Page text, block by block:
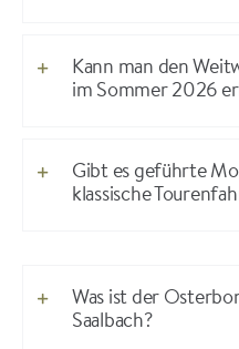
Kann man den
im Sommer 2026
Gibt es geführte
klassische
Was ist der
Saalbach?